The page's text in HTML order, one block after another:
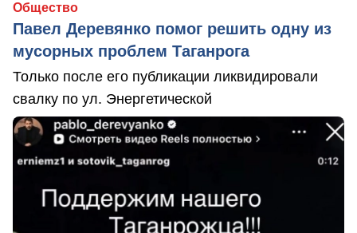
Общество
Павел Деревянко помог решить одну из
мусорных проблем Таганрога
Только после его публикации ликвидировали
свалку по ул. Энергетической